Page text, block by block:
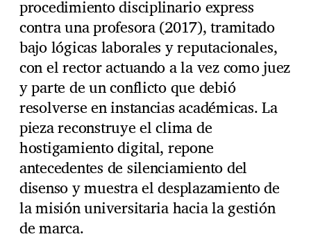
procedimiento disciplinario express
contra una profesora (2017), tramitado
bajo lógicas laborales y reputacionales,
con el rector actuando a la vez como juez
y parte de un conflicto que debió
resolverse en instancias académicas. La
pieza reconstruye el clima de
hostigamiento digital, repone
antecedentes de silenciamiento del
disenso y muestra el desplazamiento de
la misión universitaria hacia la gestión
de marca.